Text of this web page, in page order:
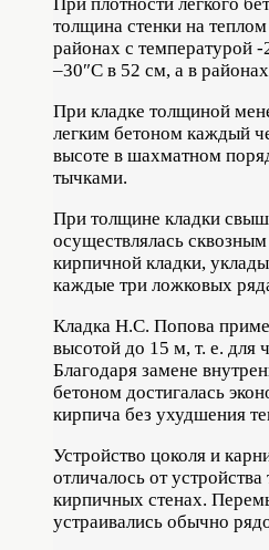
толщина стенки на
районах с температурой
–30″С в 52 см, а в
При кладке толщиной
легким бетоном каждый
высоте в шахматном
тычками.
При толщине кладки
осуществлялась
кирпичной кладки,
каждые три ложковых
Кладка Н.С. Попова
высотой до 15 м, т. е. для
Благодаря замене
бетоном достигалась
кирпича без ухудшения
Устройство цоколя и
отличалось от
кирпичных стенах.
устраивались обычно